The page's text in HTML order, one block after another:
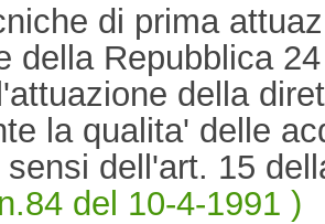
di prima
della Repubblica
della
la qualita' delle
dell'art. 15
del 10-4-1991 )